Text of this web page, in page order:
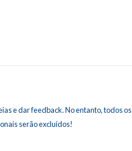
e dar feedback. No entanto, todos os
serão excluídos!